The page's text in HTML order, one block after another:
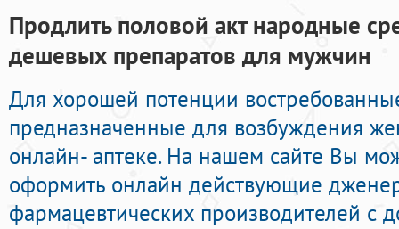
Продлить половой акт народные
дешевых препаратов для мужчин
Для хорошей потенции
предназначенные для возбуждения
онлайн- аптеке. На нашем сайте Вы
оформить онлайн действующие
фармацевтических производителей с